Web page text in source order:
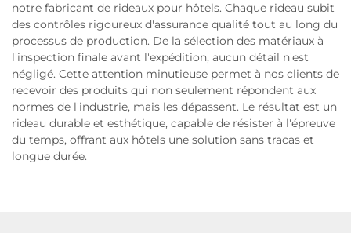
notre fabricant de rideaux pour hôtels. Chaque rideau subit
des contrôles rigoureux d'assurance qualité tout au long du
processus de production. De la sélection des matériaux à
l'inspection finale avant l'expédition, aucun détail n'est
négligé. Cette attention minutieuse permet à nos clients de
recevoir des produits qui non seulement répondent aux
normes de l'industrie, mais les dépassent. Le résultat est un
rideau durable et esthétique, capable de résister à l'épreuve
du temps, offrant aux hôtels une solution sans tracas et
longue durée.